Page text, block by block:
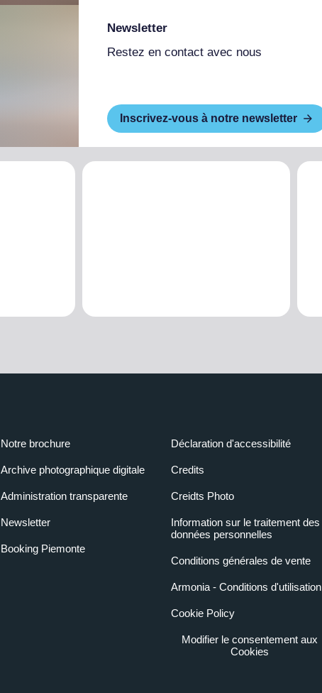
Newsletter
Restez en contact avec nous
Inscrivez-vous à notre newsletter
Notre brochure
Archive photographique digitale
Administration transparente
Newsletter
Booking Piemonte
Déclaration d'accessibilité
Credits
Creidts Photo
Information sur le traitement des
données personnelles
Conditions générales de vente
Armonia - Conditions d'utilisation
Cookie Policy
Modifier le consentement aux
Cookies